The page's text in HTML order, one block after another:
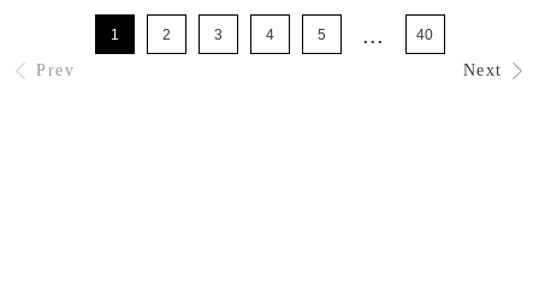
Prev
1 2 3 4 5 ... 40
Next